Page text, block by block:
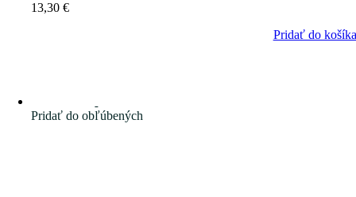
13,30€
Pridať do košíka
Pridať do obľúbených